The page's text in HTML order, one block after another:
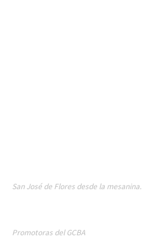
San José de Flores desde la mesanina.
Promotoras del GCBA